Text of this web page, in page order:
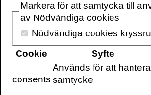
verkligen kan förändra hur
världen omkring dig.” Helen
författare till H som i hök
”Om du inte är fascinerad av
så vet du troligen för lite om
blir tydligt med Merlin
Markera för att samtycka till
av Nödvändiga cookies
Nödvändiga cookies
Cookie
Syfte
consents
Används för att hantera
samtycke